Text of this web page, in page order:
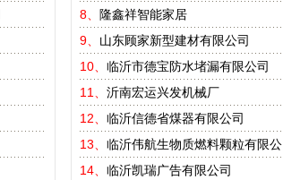
8、 隆鑫祥智能家居
9、 山东顾家新型建材有限公司
10、 临沂市德宝防水堵漏有限公司
11、 沂南宏运兴发机械厂
12、 临沂信德省煤器有限公司
13、 临沂伟航生物质燃料颗粒有限公
14、 临沂凯瑞广告有限公司